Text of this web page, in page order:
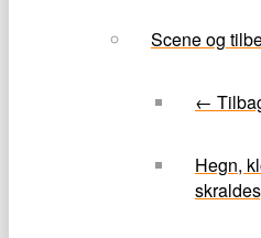
Scene og
←
Hegn,